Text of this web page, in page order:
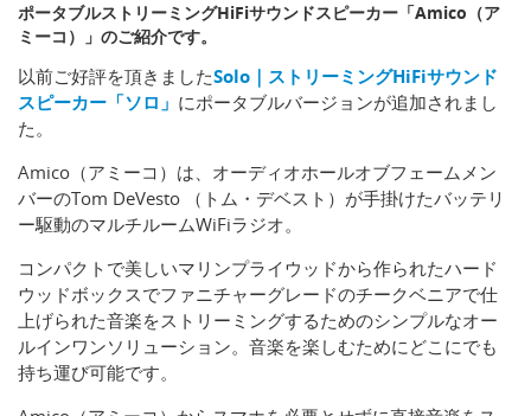
ポータブルストリーミングHiFiサウンドスピーカー「Amico（ア
ミーコ）」のご紹介です。
以前ご好評を頂きましたSolo｜ストリーミングHiFiサウンド
スピーカー「ソロ」 にポータブルバージョンが追加されまし
た。
Amico（アミーコ）は、オーディオホールオブフェームメン
バーのTom DeVesto （トム・デベスト）が手掛けたバッテリ
ー駆動のマルチルームWiFiラジオ。
コンパクトで美しいマリンプライウッドから作られたハード
ウッドボックスでファニチャーグレードのチークベニアで仕
上げられた音楽をストリーミングするためのシンプルなオー
ルインワンソリューション。音楽を楽しむためにどこにでも
持ち運び可能です。